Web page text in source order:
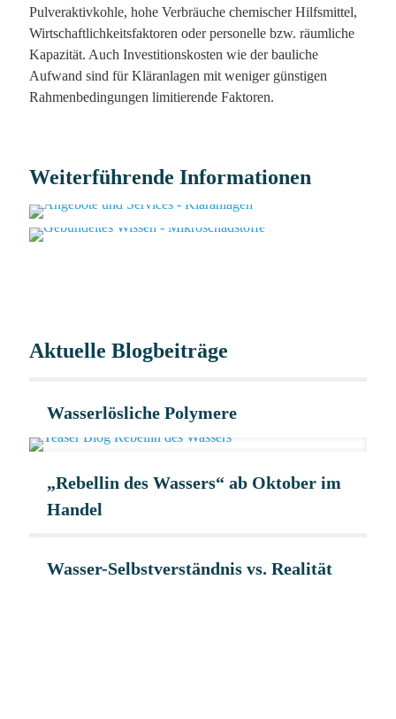
Pulveraktivkohle, hohe Verbräuche chemischer Hilfsmittel,
Wirtschaftlichkeitsfaktoren oder personelle bzw. räumliche
Kapazität. Auch Investitionskosten wie der bauliche
Aufwand sind für Kläranlagen mit weniger günstigen
Rahmenbedingungen limitierende Faktoren.
Weiterführende Informationen
Aktuelle Blogbeiträge
Wasserlösliche Polymere
„Rebellin des Wassers“ ab Oktober im
Handel
Wasser-Selbstverständnis vs. Realität